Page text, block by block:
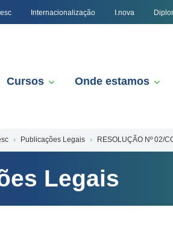
Internacionalização I.nova
Cursos Onde estamos
Publicações Legais RESOLUÇÃO Nº 02/
Legais